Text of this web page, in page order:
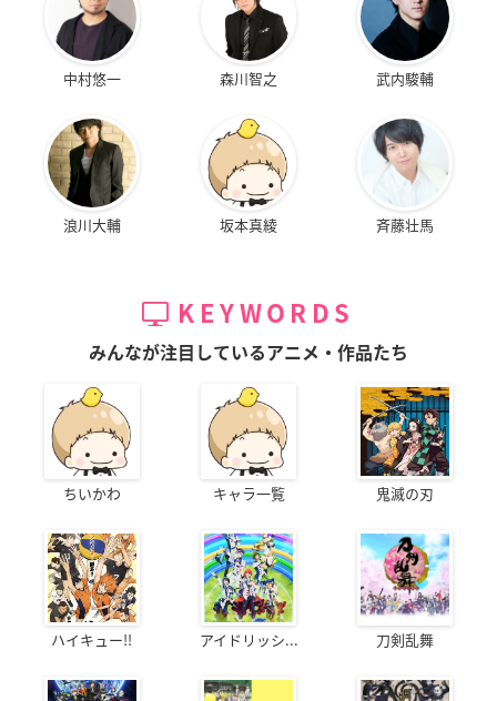
中村悠一 森川智之 武内駿輔
浪川大輔 坂本真綾 斉藤壮馬
KEYWORDS
みんなが注目しているアニメ・作品たち
ちいかわ キャラ一覧 鬼滅の刃
ハイキュー!! アイドリッシ... 刀剣乱舞